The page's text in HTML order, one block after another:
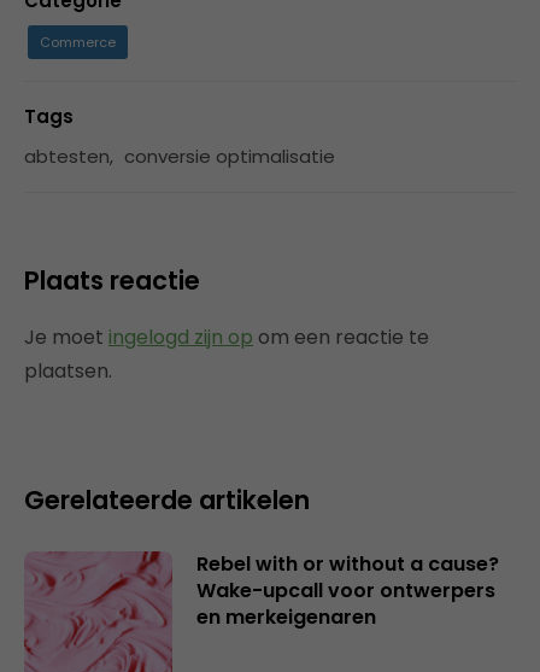
Commerce
Tags
abtesten, conversie optimalisatie
Plaats reactie
Je moet ingelogd zijn op om een reactie te
plaatsen.
Gerelateerde artikelen
Rebel with or without a cause?
Wake-upcall voor ontwerpers
en merkeigenaren